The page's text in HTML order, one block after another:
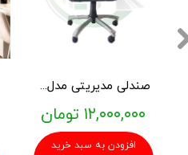
صندلی مدیریتی مدل کارن
۱۲,۰۰۰,۰۰۰ تومان
افزودن به سبد خرید